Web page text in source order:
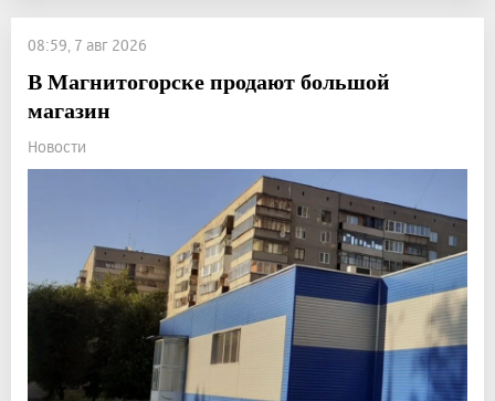
08:59, 7 авг 2026
В Магнитогорске продают большой
магазин
Новости